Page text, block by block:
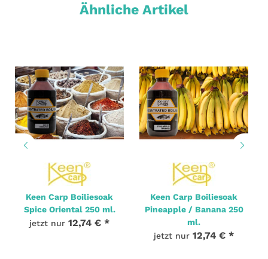
Ähnliche Artikel
Keen Carp Boiliesoak
Spice Oriental 250 ml.
jetzt nur 12,74 € *
Keen Carp Boiliesoak
Pineapple / Banana 250
ml.
jetzt nur 12,74 € *